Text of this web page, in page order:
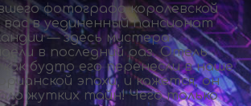
фотографа королевской
вас в уединенный пансионат
— здесь мистера
в последний раз. Отель
будто его перенесли в наше
эпохи, и кажется, он
жутких тайн! Чего только